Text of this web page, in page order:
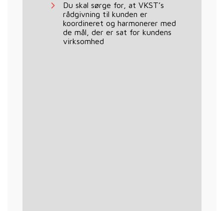
Du skal sørge for, at VKST’s
rådgivning til kunden er
koordineret og harmonerer med
de mål, der er sat for kundens
virksomhed